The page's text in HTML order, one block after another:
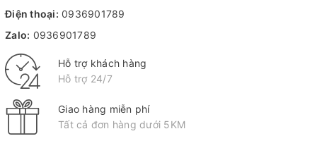
Điện thoại: 0936901789
Zalo: 0936901789
Hỗ trợ khách hàng
Hỗ trợ 24/7
Giao hàng miễn phí
Tất cả đơn hàng dưới 5KM